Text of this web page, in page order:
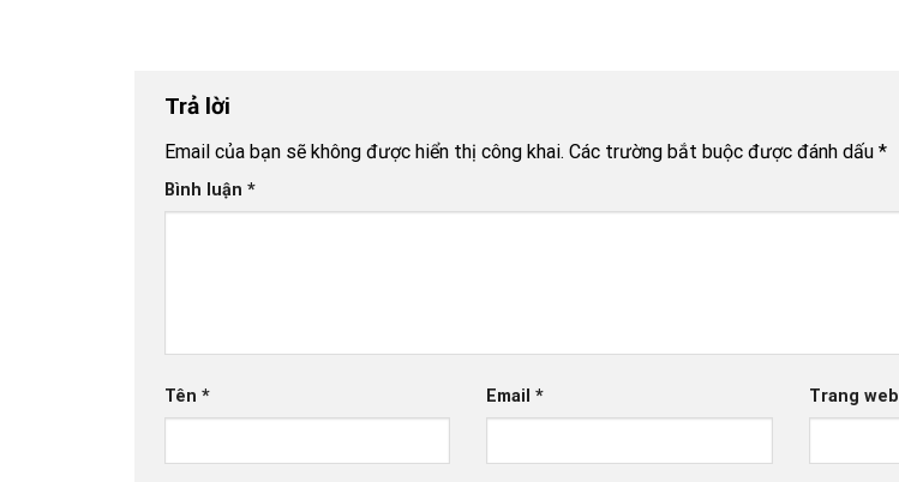
Trả lời
Email của bạn sẽ không được hiển thị công khai. Các trường bắt buộc được đánh dấu *
Bình luận *
Tên * Email* Trang web